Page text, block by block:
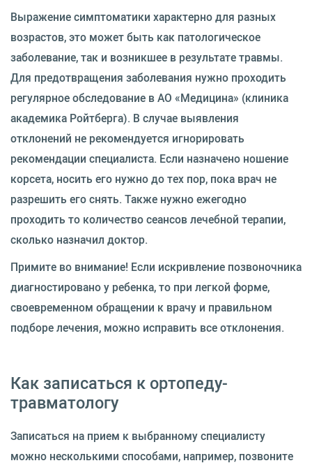
Выражение симптоматики характерно для разных
возрастов, это может быть как патологическое
заболевание, так и возникшее в результате травмы.
Для предотвращения заболевания нужно проходить
регулярное обследование в АО «Медицина» (клиника
академика Ройтберга). В случае выявления
отклонений не рекомендуется игнорировать
рекомендации специалиста. Если назначено ношение
корсета, носить его нужно до тех пор, пока врач не
разрешить его снять. Также нужно ежегодно
проходить то количество сеансов лечебной терапии,
сколько назначил доктор.
Примите во внимание! Если искривление позвоночника
диагностировано у ребенка, то при легкой форме,
своевременном обращении к врачу и правильном
подборе лечения, можно исправить все отклонения.
Как записаться к ортопеду-
травматологу
Записаться на прием к выбранному специалисту
можно несколькими способами, например, позвоните